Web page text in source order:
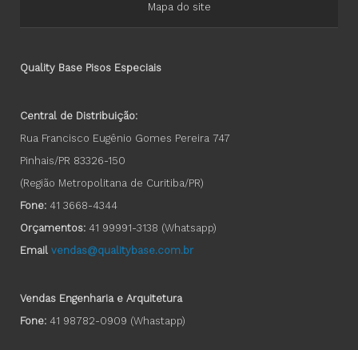
Mapa do site
Quality Base Pisos Especiais
Central de Distribuição:
Rua Francisco Eugênio Gomes Pereira 747
Pinhais/PR 83326-150
(Região Metropolitana de Curitiba/PR)
Fone: 41 3668-4344
Orçamentos: 41 99991-3138 (Whatsapp)
Email vendas@qualitybase.com.br
Vendas Engenharia e Arquitetura
Fone: 41 98782-0909 (Whastapp)